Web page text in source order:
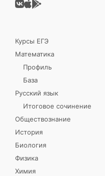
Курсы ЕГЭ
Математика
Профиль
База
Русский язык
Итоговое сочинение
Обществознание
История
Биология
Физика
Химия